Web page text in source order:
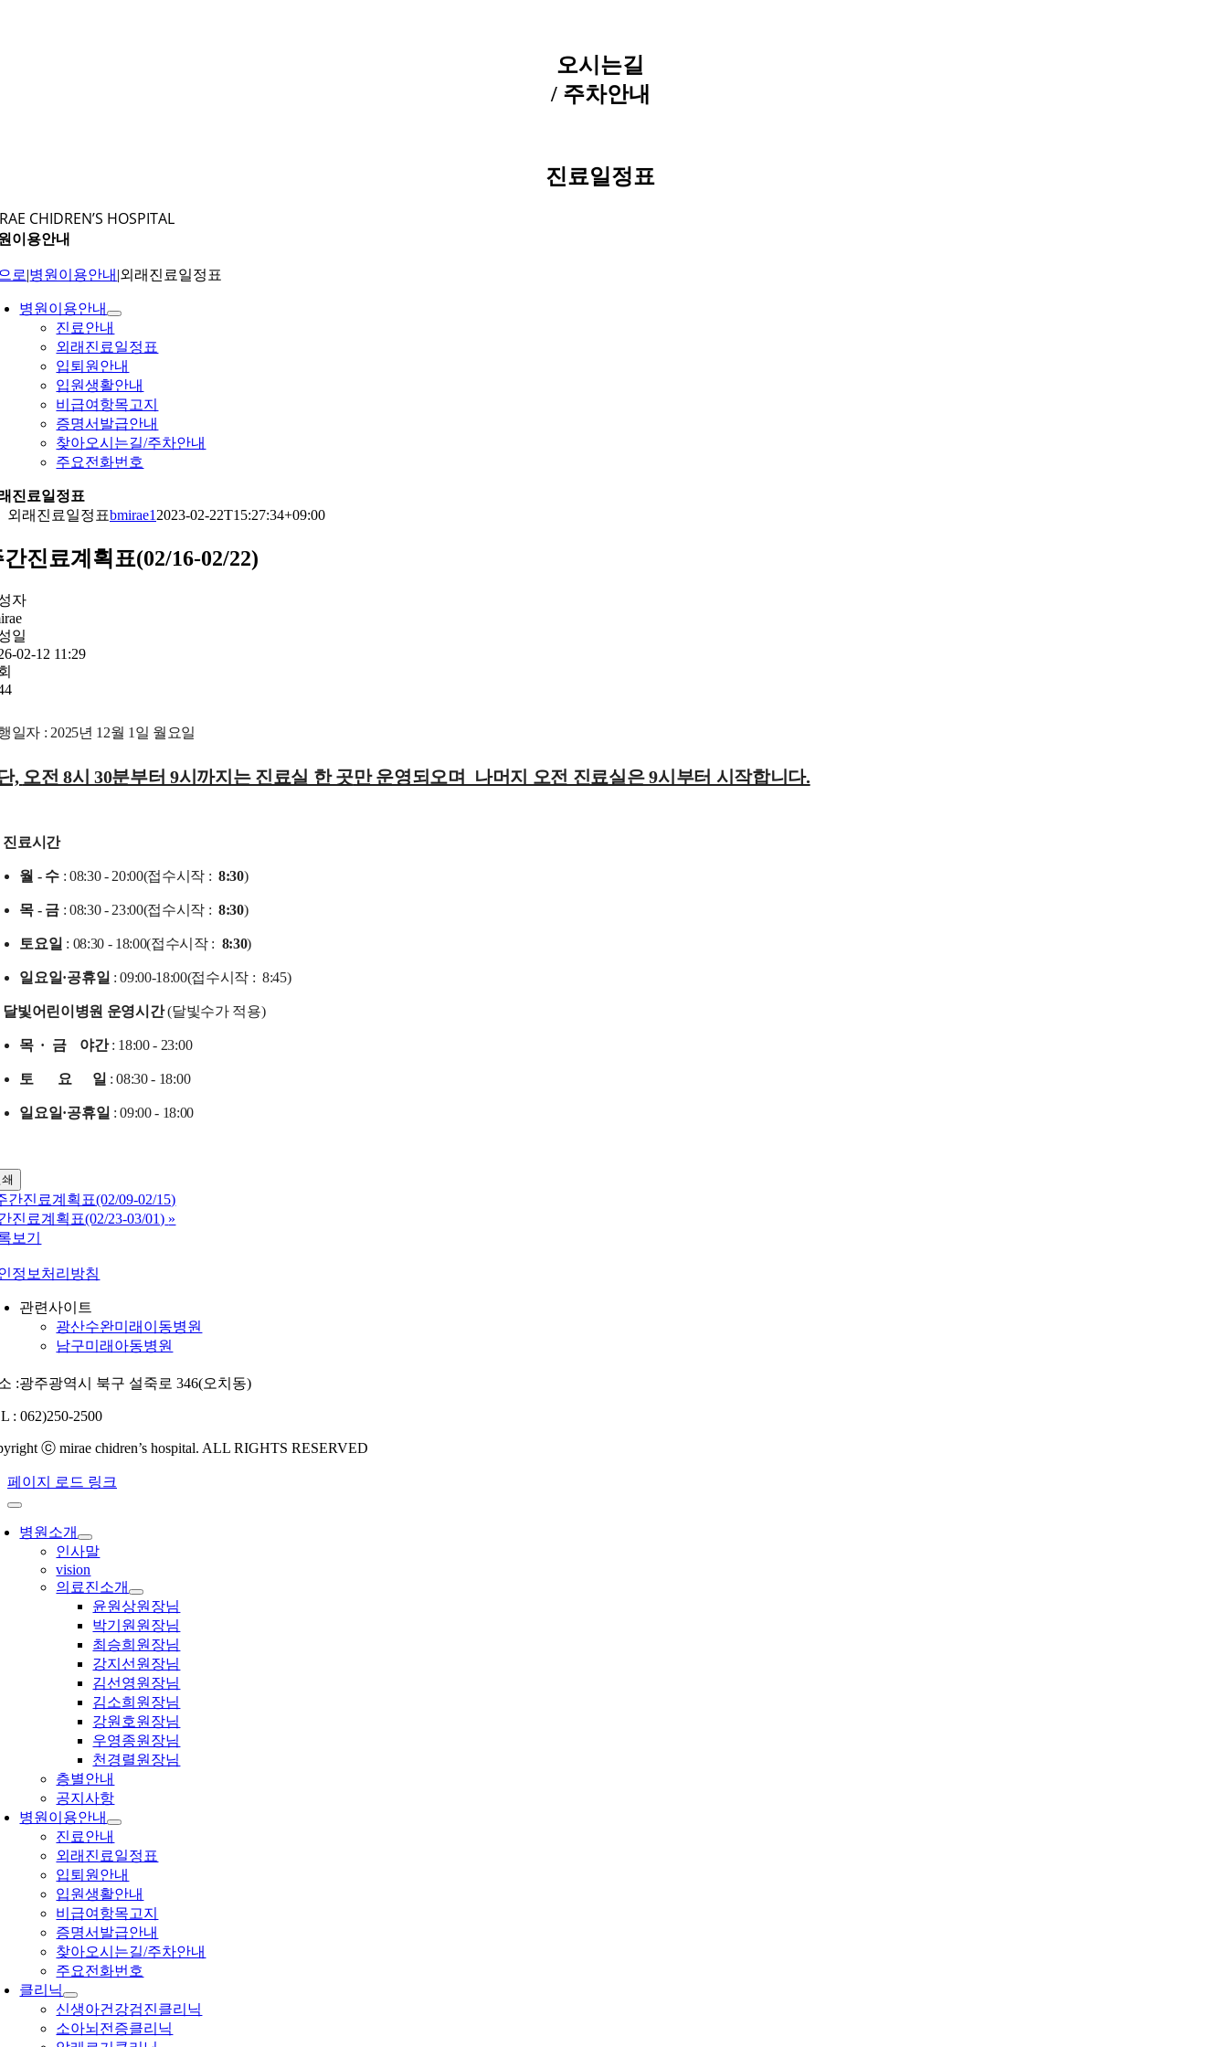
오시는길
/ 주차안내
진료일정표
CHIDREN’S HOSPITAL
이용안내
로|병원이용안내 |외래진료일정표
병원이용안내
진료안내
외래진료일정표
입퇴원안내
입원생활안내
비급여항목고지
증명서발급안내
찾아오시는길/주차안내
주요전화번호
진료일정표
외래진료일정표bmirae12023-02-22T15:27:34+09:00
진료계획표(02/16-02/22)
자
일
02-12 11:29
일자 : 2025년 12월 1일 월요일
, 오전 8시 30분부터 9시까지는 진료실 한 곳만 운영되오며 나머지 오전 진료실은 9시부터 시작합니다.
진료시간
월 - 수 : 08:30 - 20:00(접수시작 : 8:30)
목 - 금 : 08:30 - 23:00(접수시작 : 8:30)
토요일 : 08:30 - 18:00(접수시작 : 8:30)
일요일·공휴일 : 09:00-18:00(접수시작 : 8:45)
달빛어린이병원 운영시간(달빛수가 적용)
목 · 금 야간: 18:00 - 23:00
토 요 일 : 08:30 - 18:00
일요일·공휴일 : 09:00 - 18:00
간진료계획표(02/09-02/15)
진료계획표(02/23-03/01) »
보기
정보처리방침
관련사이트
광산수완미래이동병원
남구미래아동병원
:광주광역시 북구 설죽로 346(오치동)
: 062)250-2500
ⓒ mirae chidren’s hospital. ALL RIGHTS RESERVED
페이지 로드 링크
병원소개
인사말
vision
의료진소개
윤원상원장님
박기원원장님
최승희원장님
강지선원장님
김선영원장님
김소희원장님
강원호원장님
우영종원장님
천경렬원장님
층별안내
공지사항
병원이용안내
진료안내
외래진료일정표
입퇴원안내
입원생활안내
비급여항목고지
증명서발급안내
찾아오시는길/주차안내
주요전화번호
클리닉
신생아건강검진클리닉
소아뇌전증클리닉